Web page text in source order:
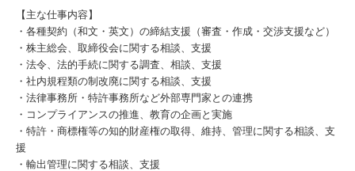
【主な仕事内容】
・各種契約（和文・英文）の締結支援（審査・作成・交渉支援など）
・株主総会、取締役会に関する相談、支援
・法令、法的手続に関する調査、相談、支援
・社内規程類の制改廃に関する相談、支援
・法律事務所・特許事務所など外部専門家との連携
・コンプライアンスの推進、教育の企画と実施
・特許・商標権等の知的財産権の取得、維持、管理に関する相談、支
援
・輸出管理に関する相談、支援